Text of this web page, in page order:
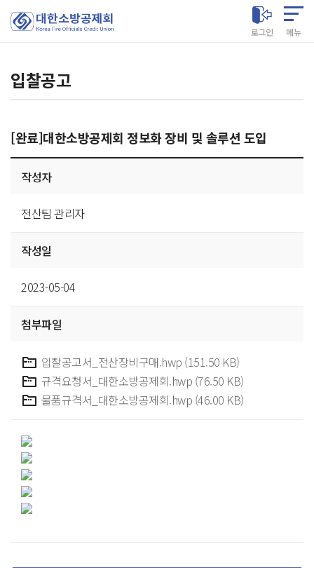
대한소방공제회
로그인 메뉴
입찰공고
[완료]대한소방공제회 정보화 장비 및 솔루션 도입
상세
작성자
전산팀 관리자
작성일
2023-05-04
첨부파일
입찰공고서_전산장비구매.hwp (151.50 KB)
규격요청서_대한소방공제회.hwp (76.50 KB)
물품규격서_대한소방공제회.hwp (46.00 KB)